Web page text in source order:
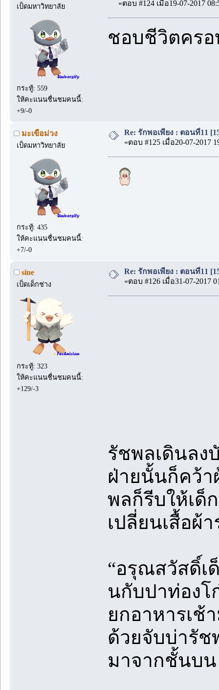
เป็ดมหาวิทยาลัย
กระทู้: 559
ให้คะแนนชื่นชมคนนี้:
+9/-0
«ตอบ #124 เมื่อ19-07-2017
ชอบชีวิตครอ
มะเขือม่วง
เป็ดมหาวิทยาลัย
กระทู้: 435
ให้คะแนนชื่นชมคนนี้:
+7/-0
Re: รักพอเพียง : ตอนที่11
«ตอบ #125 เมื่อ20-07-2017
sine
เป็ดเด็กช่าง
กระทู้: 323
ให้คะแนนชื่นชมคนนี้:
+129/-3
Re: รักพอเพียง : ตอนที่11
«ตอบ #126 เมื่อ31-07-2017
รัชพลเดินลง
ฝ่ายนั้นก็คว้
พลก็รีบให้เด็
เปลี่ยนเสื้อผ้
“อรุณสวัสดิ์
นกับปาท่อง
ยกอาหารเช้
ด้วยจับบ่ารัช
มาจากชั้นบน